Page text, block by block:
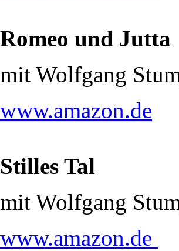
Romeo und Jutta
mit Wolfgang
www.amazon.de
Stilles Tal
mit Wolfgang
www.amazon.de